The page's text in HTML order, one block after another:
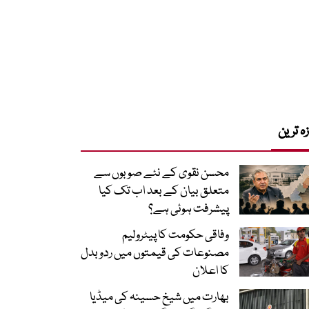
ترین
محسن نقوی کے نئے صوبوں سے
متعلق بیان کے بعد اب تک کیا
پیشرفت ہوئی ہے؟
وفاقی حکومت کا پیٹرولیم
مصنوعات کی قیمتوں میں ردوبدل
کا اعلان
بھارت میں شیخ حسینہ کی میڈیا